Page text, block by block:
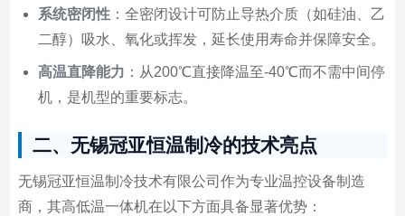
系统密闭性：全密闭设计可防止导热介质（如硅油、乙
二醇）吸水、氧化或挥发，延长使用寿命并保障安全。
高温直降能力 ：从200℃直接降温至-40℃而不需中间停
机，是机型的重要标志。
二、无锡冠亚恒温制冷的技术亮点
无锡冠亚恒温制冷技术有限公司作为专业温控设备制造
商，其高低温一体机在以下方面具备显著优势：